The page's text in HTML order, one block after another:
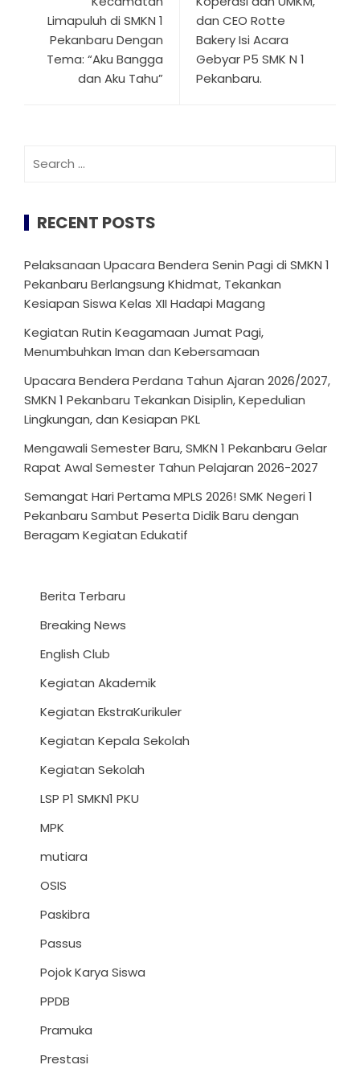
Limapuluh di SMKN 1
Pekanbaru Dengan
Tema: “Aku Bangga
dan Aku Tahu”
dan CEO Rotte
Bakery Isi Acara
Gebyar P5 SMK N 1
Pekanbaru.
for:
RECENT POSTS
Pelaksanaan Upacara Bendera Senin Pagi di SMKN 1
Pekanbaru Berlangsung Khidmat, Tekankan
Kesiapan Siswa Kelas XII Hadapi Magang
Kegiatan Rutin Keagamaan Jumat Pagi,
Menumbuhkan Iman dan Kebersamaan
Upacara Bendera Perdana Tahun Ajaran 2026/2027,
SMKN 1 Pekanbaru Tekankan Disiplin, Kepedulian
Lingkungan, dan Kesiapan PKL
Mengawali Semester Baru, SMKN 1 Pekanbaru Gelar
Rapat Awal Semester Tahun Pelajaran 2026-2027
Semangat Hari Pertama MPLS 2026! SMK Negeri 1
Pekanbaru Sambut Peserta Didik Baru dengan
Beragam Kegiatan Edukatif
Berita Terbaru
Breaking News
English Club
Kegiatan Akademik
Kegiatan EkstraKurikuler
Kegiatan Kepala Sekolah
Kegiatan Sekolah
LSP P1 SMKN1 PKU
MPK
mutiara
OSIS
Paskibra
Passus
Pojok Karya Siswa
PPDB
Pramuka
Prestasi